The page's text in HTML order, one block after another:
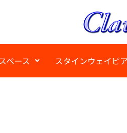
ペース スタインウェイピ